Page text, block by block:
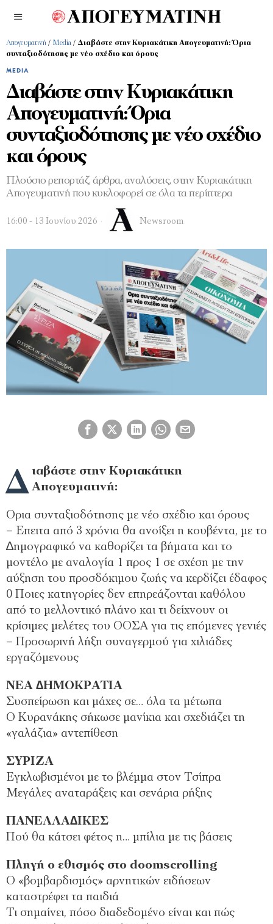
Απογευματινή / Media / Διαβάστε στην Κυριακάτικη Απογευματινή: Όρια
συνταξιοδότησης με νέο σχέδιο και όρους
MEDIA
Διαβάστε στην Κυριακάτικη
Απογευματινή: Όρια
συνταξιοδότησης με νέο σχέδιο
και όρους
Πλούσιο ρεπορτάζ, άρθρα, αναλύσεις, στην Κυριακάτικη
Απογευματινή που κυκλοφορεί σε όλα τα περίπτερα
16:00 - 13 Ιουνίου 2026 Newsroom
Δ ιαβάστε στην Κυριακάτικη
Απογευματινή:
Ορια συνταξιοδότησης με νέο σχέδιο και όρους
– Επειτα από 3 χρόνια θα ανοίξει η κουβέντα, µε το
∆ηµογραφικό να καθορίζει τα βήµατα και το
µοντέλο µε αναλογία 1 προς 1 σε σχέση µε την
αύξηση του προσδόκιµου ζωής να κερδίζει έδαφος
0 Ποιες κατηγορίες δεν επηρεάζονται καθόλου
από το µελλοντικό πλάνο και τι δείχνουν οι
κρίσιµες µελέτες του ΟΟΣΑ για τις επόµενες γενιές
– Προσωρινή λήξη συναγερµού για χιλιάδες
εργαζόµενους
ΝΕΑ ∆ΗΜΟΚΡΑΤΙΑ
Συσπείρωση και µάχες σε… όλα τα µέτωπα
Ο Κυρανάκης σήκωσε µανίκια και σχεδιάζει τη
«γαλάζια» αντεπίθεση
ΣΥΡΙΖΑ
Εγκλωβισµένοι µε το βλέµµα στον Τσίπρα
Μεγάλες αναταράξεις και σενάρια ρήξης
ΠΑΝΕΛΛΑ∆ΙΚΕΣ
Πού θα κάτσει φέτος η… µπίλια µε τις βάσεις
Πληγή ο εθισµός στο doomscrolling
Ο «βοµβαρδισµός» αρνητικών ειδήσεων
καταστρέφει τα παιδιά
Τι σηµαίνει, πόσο διαδεδοµένο είναι και πώς